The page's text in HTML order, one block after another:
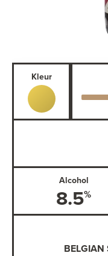
Kleur
Alcohol
8.5
BELGIAN